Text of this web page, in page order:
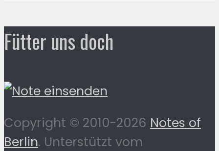
Fütter uns doch
Copyright © 2010-2026 Notes of
Berlin. Unterstützt vom